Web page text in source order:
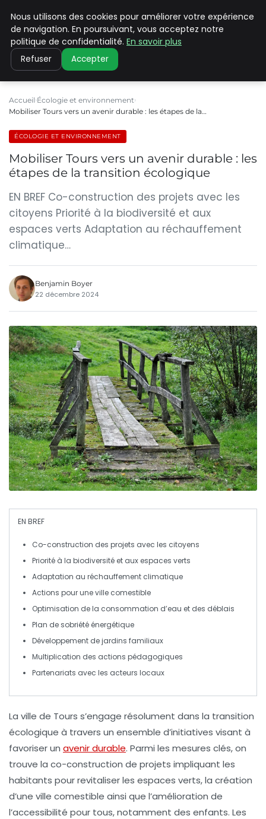
CLIMATE C ADVANCED
Accueil Écologie et environnement
Mobiliser Tours vers un avenir durable : les étapes de la…
ÉCOLOGIE ET ENVIRONNEMENT
Mobiliser Tours vers un avenir durable : les
étapes de la transition écologique
EN BREF Co-construction des projets avec les
citoyens Priorité à la biodiversité et aux
espaces verts Adaptation au réchauffement
climatique…
Benjamin Boyer
22 décembre 2024
EN BREF
Co-construction des projets avec les citoyens
Priorité à la biodiversité et aux espaces verts
Adaptation au réchauffement climatique
Actions pour uneville comestible
Optimisation de la consommation d’eau et des déblais
Plan de sobriété énergétique
Développement dejardins familiaux
Multiplication des actions pédagogiques
Partenariats avec les acteurs locaux
La ville de Tours s’engage résolument dans la transition
écologique à travers un ensemble d’initiatives visant à
favoriser un avenir durable. Parmi les mesures clés, on
trouve la co-construction de projets impliquant les
habitants pour revitaliser les espaces verts, la création
d’une ville comestible ainsi que l’amélioration de
l’accessibilité pour tous, notamment des enfants. Les
Nous utilisons des cookies pour améliorer votre expérience
de navigation. En poursuivant, vous acceptez notre
politique de confidentialité. En savoir plus
Refuser Accepter